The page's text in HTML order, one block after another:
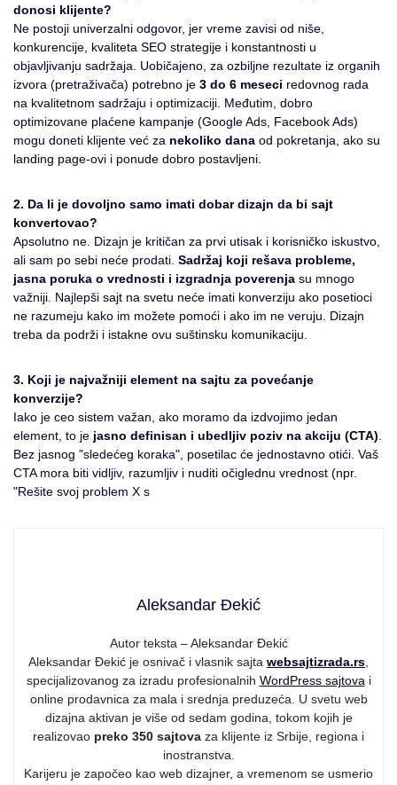
donosi klijente?
Ne postoji univerzalni odgovor, jer vreme zavisi od niše,
konkurencije, kvaliteta SEO strategije i konstantnosti u
objavljivanju sadržaja. Uobičajeno, za ozbiljne rezultate iz organih
izvora (pretraživača) potrebno je 3 do 6 meseci redovnog rada
na kvalitetnom sadržaju i optimizaciji. Međutim, dobro
optimizovane plaćene kampanje (Google Ads, Facebook Ads)
mogu doneti klijente već za nekoliko dana od pokretanja, ako su
landing page-ovi i ponude dobro postavljeni.
2. Da li je dovoljno samo imati dobar dizajn da bi sajt
konvertovao?
Apsolutno ne. Dizajn je kritičan za prvi utisak i korisničko iskustvo,
ali sam po sebi neće prodati. Sadržaj koji rešava probleme,
jasna poruka o vrednosti i izgradnja poverenja su mnogo
važniji. Najlepši sajt na svetu neće imati konverziju ako posetioci
ne razumeju kako im možete pomoći i ako im ne veruju. Dizajn
treba da podrži i istakne ovu suštinsku komunikaciju.
3. Koji je najvažniji element na sajtu za povećanje
konverzije?
Iako je ceo sistem važan, ako moramo da izdvojimo jedan
element, to je jasno definisan i ubedljiv poziv na akciju (CTA)
Bez jasnog "sledećeg koraka", posetilac će jednostavno otići. Vaš
CTA mora biti vidljiv, razumljiv i nuditi očiglednu vrednost (npr.
"Rešite svoj problem X s
Aleksandar Đekić
Autor teksta – Aleksandar Đekić
Aleksandar Đekić je osnivač i vlasnik sajta websajtizrada.rs
specijalizovanog za izradu profesionalnih WordPress sajtova i
online prodavnica za mala i srednja preduzeća. U svetu web
dizajna aktivan je više od sedam godina, tokom kojih je
realizovao preko 350 sajtova za klijente iz Srbije, regiona i
inostranstva.
Karijeru je započeo kao web dizajner, a vremenom se usmerio